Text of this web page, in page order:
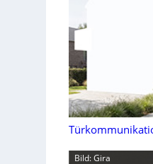
Bild: Gira